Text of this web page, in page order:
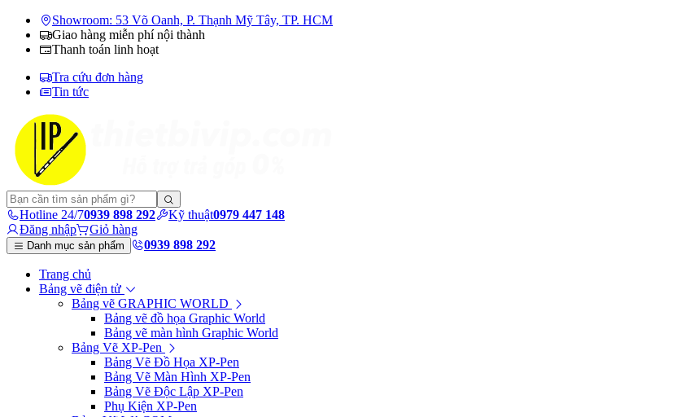
Showroom: 53 Võ Oanh, P. Thạnh Mỹ Tây, TP. HCM
Giao hàng miễn phí nội thành
Thanh toán linh hoạt
Tra cứu đơn hàng
Tin tức
Hotline 24/70939 898 292 Kỹ thuật0979 447 148
Đăng nhập
Giỏ hàng
Danh mục sản phẩm 0939 898 292
Trang chủ
Bảng vẽ điện tử
Bảng vẽ GRAPHIC WORLD
Bảng vẽ đồ họa Graphic World
Bảng vẽ màn hình Graphic World
Bảng Vẽ XP-Pen
Bảng Vẽ Đồ Họa XP-Pen
Bảng Vẽ Màn Hình XP-Pen
Bảng Vẽ Độc Lập XP-Pen
Phụ Kiện XP-Pen